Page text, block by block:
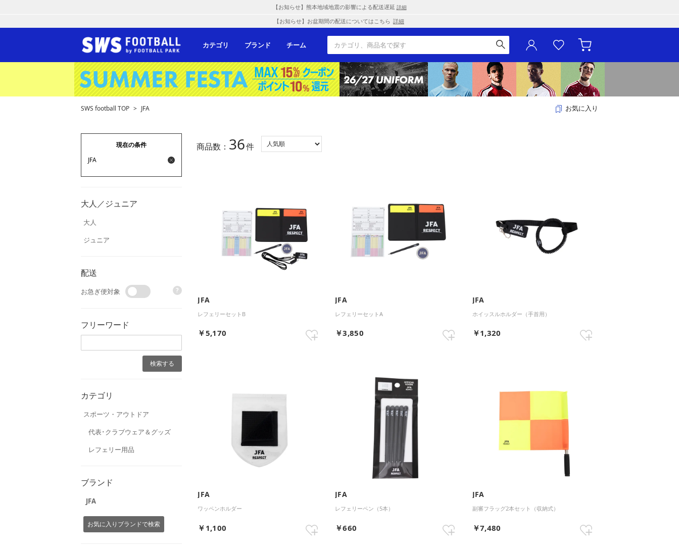
【お知らせ】熊本地域地震の影響による配送遅延 詳細
【お知らせ】お盆期間の配送についてはこちら 詳細
カテゴリ ブランド チーム
SWS football TOP > JFA お気に入り
現在の条件
JFA
大人／ジュニア
大人
ジュニア
配送
お急ぎ便対象 ?
フリーワード
カテゴリ
スポーツ・アウトドア
代表･クラブウェア＆グッズ
レフェリー用品
ブランド
JFA
お気に入りブランドで検索
商品数： 36件
JFA
レフェリーセットB
￥5,170
JFA
レフェリーセットA
￥3,850
JFA
ホイッスルホルダー（手首用）
￥1,320
JFA
ワッペンホルダー
￥1,100
JFA
レフェリーペン（5本）
￥660
JFA
副審フラッグ2本セット（収納式）
￥7,480